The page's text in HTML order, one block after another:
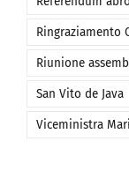
Referendum
Ringraziamento
Riunione
San Vito de Java